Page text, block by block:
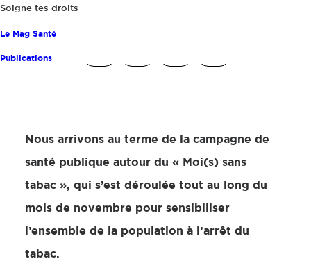
Soigne tes droits
Le Mag Santé
Publications
Nous arrivons au terme de la campagne de
santé publique autour du « Moi(s) sans
tabac », qui s’est déroulée tout au long du
mois de novembre pour sensibiliser
l’ensemble de la population à l’arrêt du
tabac.